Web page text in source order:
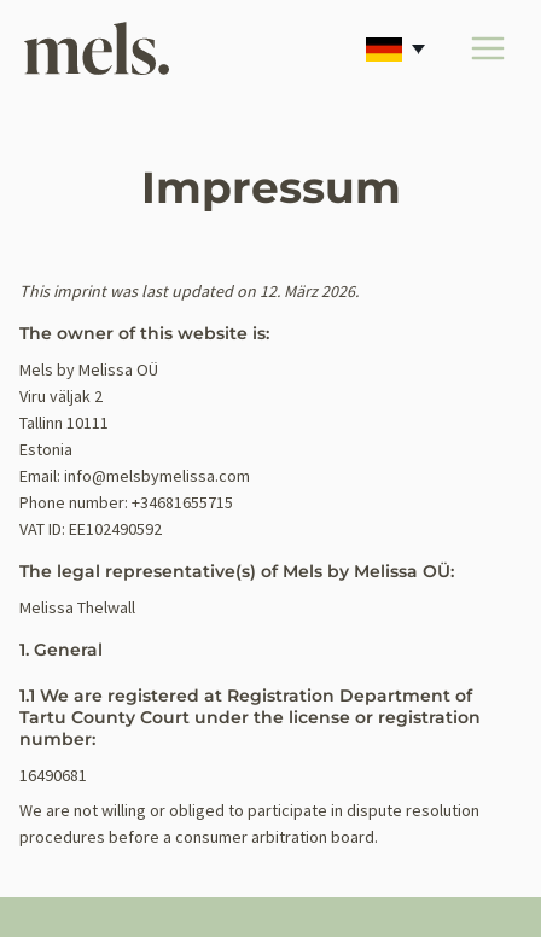
Inhalt
Impressum
This imprint was last updated on 12. März 2026.
The owner of this website is:
Mels by Melissa OÜ
Viru väljak 2
Tallinn 10111
Estonia
Email: info@melsbymelissa.com
Phone number: +34681655715
VAT ID: EE102490592
The legal representative(s) of Mels by Melissa OÜ:
Melissa Thelwall
1. General
1.1 We are registered at Registration Department of
Tartu County Court under the license or registration
number:
16490681
We are not willing or obliged to participate in dispute resolution
procedures before a consumer arbitration board.